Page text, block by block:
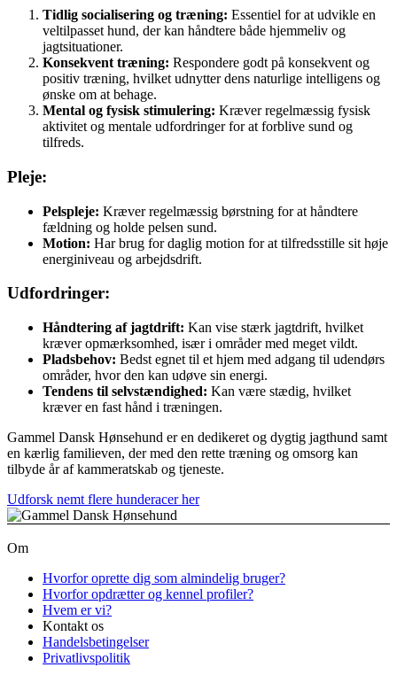
Tidlig socialisering og træning: Essentiel for at udvikle en
veltilpasset hund, der kan håndtere både hjemmeliv og
jagtsituationer.
Konsekvent træning: Respondere godt på konsekvent og
positiv træning, hvilket udnytter dens naturlige intelligens og
ønske om at behage.
Mental og fysisk stimulering: Kræver regelmæssig fysisk
aktivitet og mentale udfordringer for at forblive sund og
tilfreds.
Pleje:
Pelspleje: Kræver regelmæssig børstning for at håndtere
fældning og holde pelsen sund.
Motion: Har brug for daglig motion for at tilfredsstille sit høje
energiniveau og arbejdsdrift.
Udfordringer:
Håndtering af jagtdrift: Kan vise stærk jagtdrift, hvilket
kræver opmærksomhed, især i områder med meget vildt.
Pladsbehov: Bedst egnet til et hjem med adgang til udendørs
områder, hvor den kan udøve sin energi.
Tendens til selvstændighed: Kan være stædig, hvilket
kræver en fast hånd i træningen.
Gammel Dansk Hønsehund er en dedikeret og dygtig jagthund samt
en kærlig familieven, der med den rette træning og omsorg kan
tilbyde år af kammeratskab og tjeneste.
Udforsk nemt flere hunderacer her
Om
Hvorfor oprette dig som almindelig bruger?
Hvorfor opdrætter og kennel profiler?
Hvem er vi?
Kontakt os
Handelsbetingelser
Privatlivspolitik